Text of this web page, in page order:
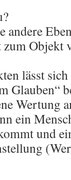
andere
Objekt
lässt
Glauben“
Wertung
ein
und